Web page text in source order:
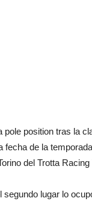
pole position tras la
fecha de la
del Trotta Racing
segundo lugar lo